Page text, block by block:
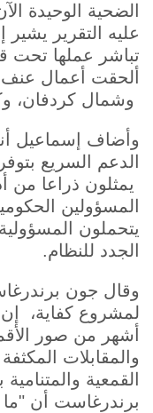
الضحية الوحيدة
عليه التقرير
تباشر عملها تحت
ألحقت أعمال
وشمال كردفان،
وأضاف إسماعيل
الدعم السريع
يمثلون ذراعا من
المسؤولين
يتحملون
الجدد للنظام.
وقال جون
لمشروع كفاية،
أشهر من صور
والمقابلات
القمعية
برندرغاست أن